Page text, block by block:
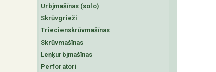
Urbjmašīnas (solo)
Skrūvgrieži
Triecienskrūvmašīnas
Skrūvmašīnas
Leņķurbjmašīnas
Perforatori